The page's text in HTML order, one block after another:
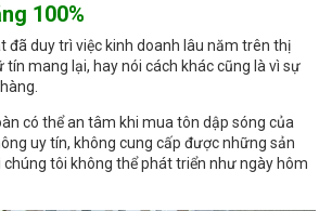
100%
đã duy trì việc kinh doanh lâu năm trên thị
tín mang lại, hay nói cách khác cũng là vì sự
có thể an tâm khi mua tôn dập sóng của
uy tín, không cung cấp được những sản
tôi không thể phát triển như ngày hôm